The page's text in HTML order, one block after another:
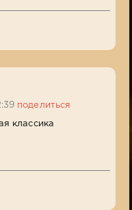
поделиться
классика